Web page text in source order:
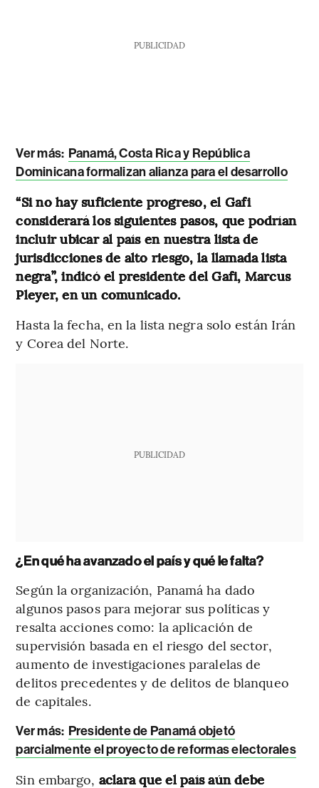
PUBLICIDAD
Ver más: Panamá, Costa Rica y República
Dominicana formalizan alianza para el desarrollo
“Si no hay suficiente progreso, el Gafi
considerará los siguientes pasos, que podrían
incluir ubicar al país en nuestra lista de
jurisdicciones de alto riesgo, la llamada lista
negra”, indicó el presidente del Gafi, Marcus
Pleyer, en un comunicado.
Hasta la fecha, en la lista negra solo están Irán
y Corea del Norte.
PUBLICIDAD
¿En qué ha avanzado el país y qué le falta?
Según la organización, Panamá ha dado
algunos pasos para mejorar sus políticas y
resalta acciones como: la aplicación de
supervisión basada en el riesgo del sector,
aumento de investigaciones paralelas de
delitos precedentes y de delitos de blanqueo
de capitales.
Ver más: Presidente de Panamá objetó
parcialmente el proyecto de reformas electorales
Sin embargo, aclara que el país aún debe